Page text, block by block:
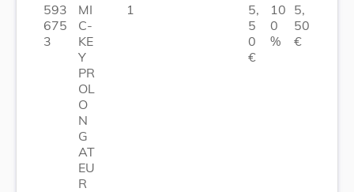
593
675
3
MI
C-
KE
Y
PR
OL
O
N
G
AT
EU
R
1
5,
5
0
€
10
0
%
5,
50
€